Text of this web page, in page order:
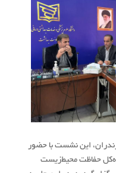
این نشست با حضور
حفاظت محیط‌زیست